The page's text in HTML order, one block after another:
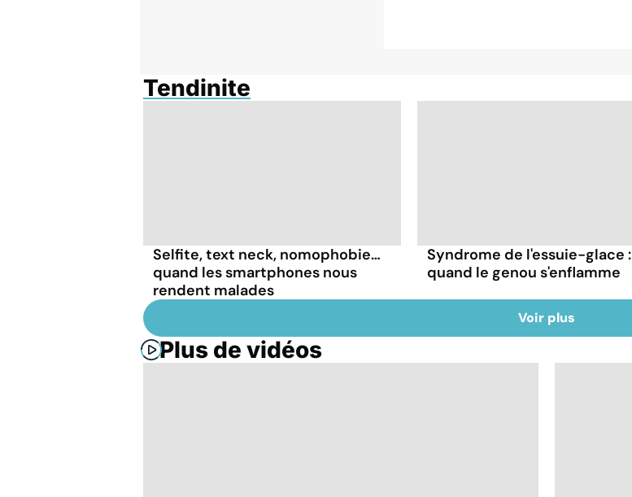
Tendinite
Selfite, text neck, nomophobie…
quand les smartphones nous
rendent malades
Syndrome de l'essuie-glace :
quand le genou s'enflamme
Voir plus
Plus de vidéos